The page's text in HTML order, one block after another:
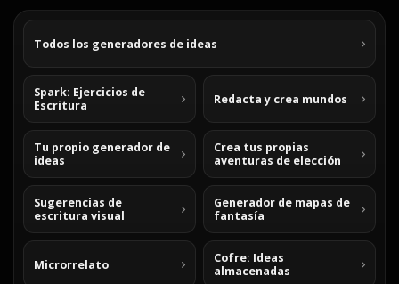
Todos los generadores de ideas
Spark: Ejercicios de
Escritura
Redacta y crea mundos
Tu propio generador de
ideas
Crea tus propias
aventuras de elección
Sugerencias de
escritura visual
Generador de mapas de
fantasía
Microrrelato
Cofre: Ideas
almacenadas